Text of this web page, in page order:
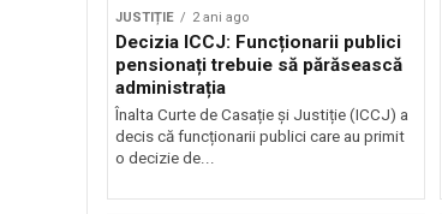
JUSTIȚIE 2 ani ago
Decizia ICCJ: Funcționarii publici
pensionați trebuie să părăsească
administrația
Înalta Curte de Casație și Justiție (ICCJ) a
decis că funcționarii publici care au primit
o decizie de...